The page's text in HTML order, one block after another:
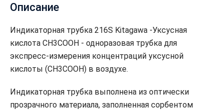
Описание
Индикаторная трубка 216S Kitagawa -Уксусная
кислота CH3COOH - одноразовая трубка для
экспресс-измерения концентраций уксусной
кислоты (CH3COOH) в воздухе.
Индикаторная трубка выполнена из оптически
прозрачного материала, заполненная сорбентом